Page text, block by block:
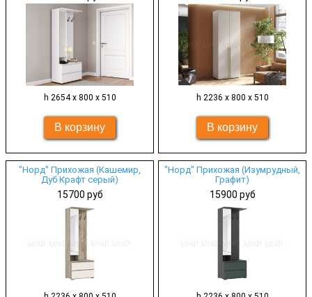
h 2654 х 800 х 510 h 2236 х 800 х 510
"Норд" Прихожая (Кашемир,
Дуб Крафт серый)
15700 руб
"Норд" Прихожая (Изумрудный,
Графит)
15900 руб